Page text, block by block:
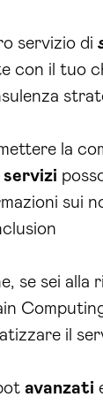
servizio di
con il tuo
la
servizi
sui
se sei
il
avanzati